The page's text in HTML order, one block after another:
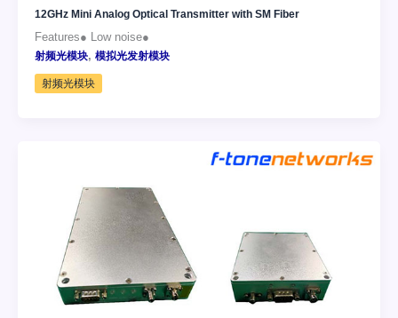
12GHz Mini Analog Optical Transmitter with SM Fiber
Features● Low noise●
射频光模块, 模拟光发射模块
射频光模块